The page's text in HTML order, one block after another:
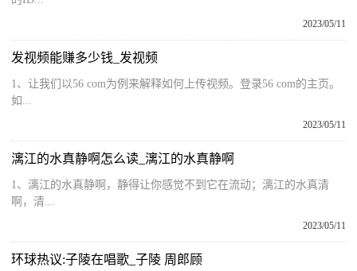
2023/05/11
发视频能赚多少钱_发视频
1、让我们以56 com为例来解释如何上传视频。登录56 com的主页。
如...
2023/05/11
漓江的水真静啊怎么读_漓江的水真静啊
1、漓江的水真静啊，静得让你感觉不到它在流动；漓江的水真清
啊，清...
2023/05/11
环球热议:子陵在唱歌_子陵 周郎顾